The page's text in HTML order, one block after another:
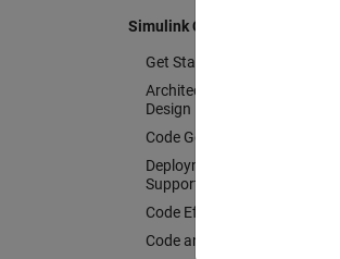
Simulink Coder
Get Started with Simulink
Architecture and Component
Design
Code Generation
Deployment, Integration, and
Supported Hardware
Code Efficiency
Code and Tool Customization